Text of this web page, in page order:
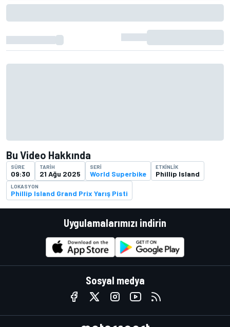
Bu Video Hakkında
SÜRE
09:30
TARIH
21 Ağu 2025
SERI
World Superbike
ETKINLIK
Phillip Island
LOKASYON
Phillip Island Grand Prix Yarış Pisti
Uygulamalarımızı indirin
Sosyal medya